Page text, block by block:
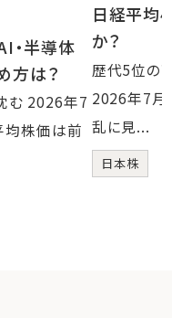
・半導体
方は？
む 2026年7
均株価は前
日経平均
か？
歴代5位の
2026年7月
乱に見...
日本株